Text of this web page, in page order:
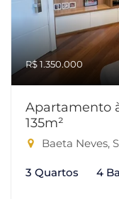
R$ 1.350.000
Apartamento
135m²
Baeta Neves,
3 Quartos 4